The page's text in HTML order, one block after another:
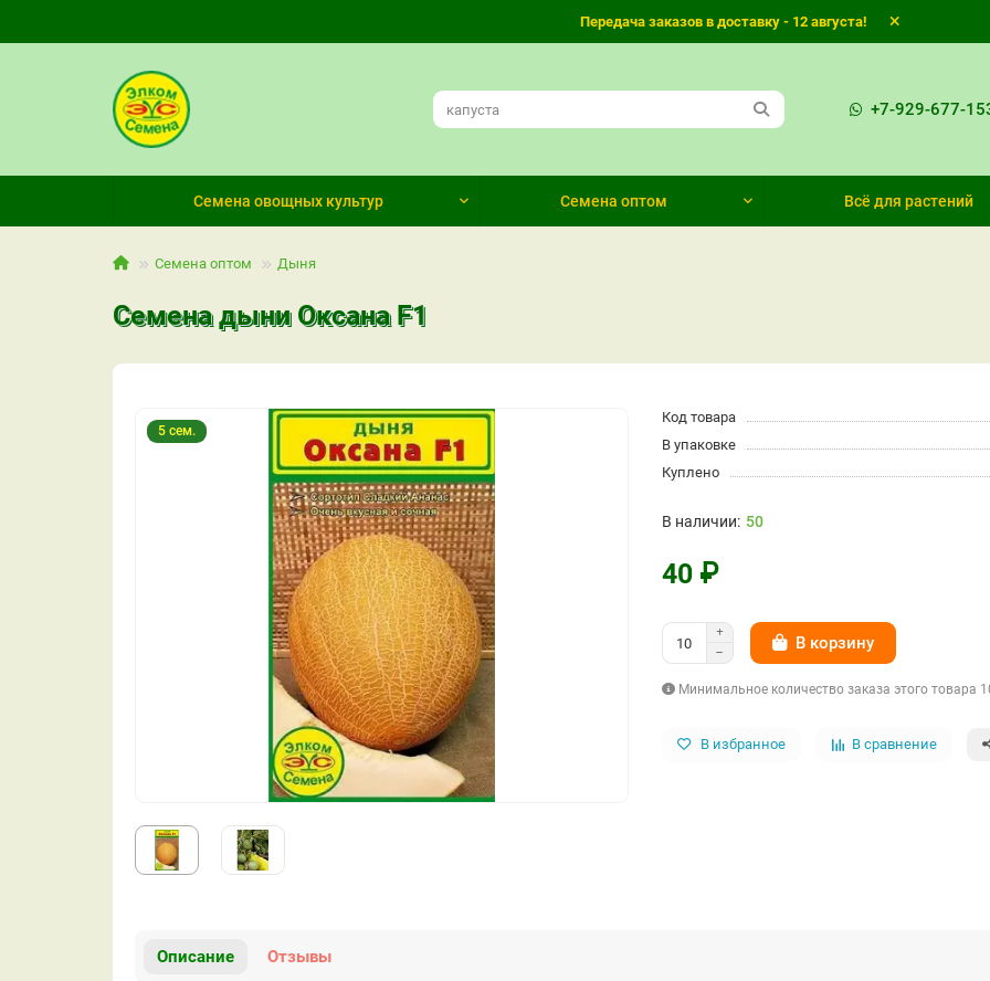
Передача заказов в доставку - 12 августа!
+7-929-677-
Семена овощных культур Семена оптом Всё для растений
Семена оптом Дыня
Семена дыни Оксана F1
5 сем.
Код товара
В упаковке
Куплено
50
40 ₽
В корзину
Минимальное количество заказа этого товара
В избранное В сравнение
Описание Отзывы